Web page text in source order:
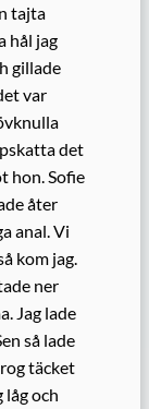
tajta
hål jag
gillade
var
det
hon. Sofie
åter
anal. Vi
kom jag.
ner
Jag lade
så lade
täcket
låg och